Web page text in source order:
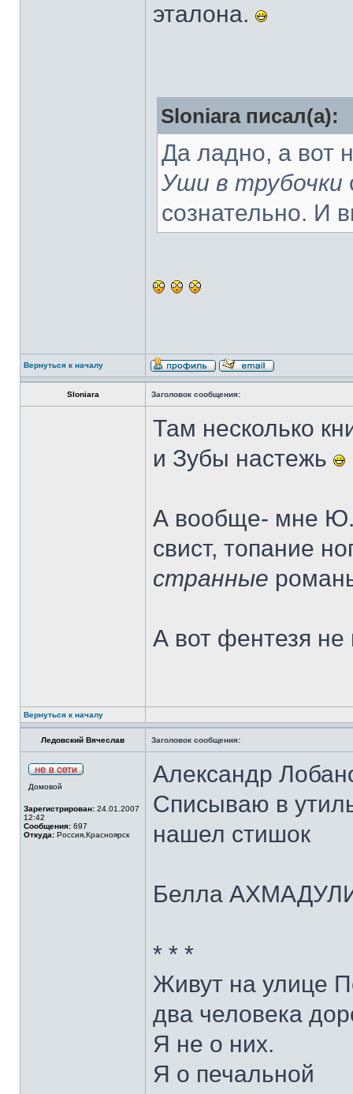
эталона.
Sloniara писал(а):
Да ладно, а вот
Уши в трубочки
сознательно. И
Вернуться к началу
Sloniara Заголовок сообщения:
Там несколько
и Зубы настежь
А вообще- мне Ю.
свист, топание
странные
А вот фентезя
Вернуться к началу
Ледовский Вячеслав Заголовок сообщения:
Домовой
Зарегистрирован: 24.01.2007
12:42
Сообщения: 697
Откуда: Россия,Красноярск
Александр
Списываю в
нашел стишок
Белла
* * *
Живут на улице
два человека
Я не о них.
Я о печальной